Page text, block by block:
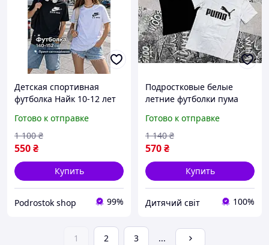
Детская спортивная
футболка Найк 10-12 лет
интересные
подростковые летние
футболки принт Nike air
унисекс
Готово к отправке
550₴
1 100 ₴
Купить
Podrostok shop 99%
Подростковые белые
летние футболки пума
лет детская черная
футболка хлопок с
надписью
Готово к отправке
570₴
1 140 ₴
Купить
Дитячий світ 100%
1 2 3 ...